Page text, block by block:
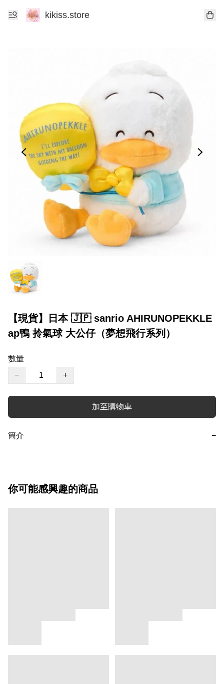
kikiss.store
【現貨】日本 🇯🇵 sanrio AHIRUNOPEKKLE
ap鴨 拎氣球 大公仔（夢想飛行系列）
數量
−
+
加至購物車
簡介 −
你可能感興趣的商品